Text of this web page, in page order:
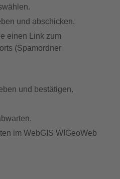
und abschicken.
einen Link zum
(Spamordner
und bestätigen.
im WebGIS WIGeoWeb